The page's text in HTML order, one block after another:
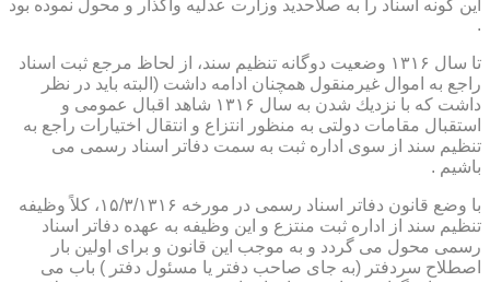
این گونه اسناد را به صلاحدید وزارت عدلیه واگذار و محول نموده بود
.
تا سال ۱۳۱۶ وضعیت دوگانه تنظیم سند، از لحاظ مرجع ثبت اسناد
راجع به اموال غیرمنقول همچنان ادامه داشت (البته باید در نظر
داشت كه با نزدیك شدن به سال ۱۳۱۶ شاهد اقبال عمومی و
استقبال مقامات دولتی به منظور انتزاع و انتقال اختیارات راجع به
تنظیم سند از سوی اداره ثبت به سمت دفاتر اسناد رسمی می
باشیم .
با وضع قانون دفاتر اسناد رسمی در مورخه ۱۵/۳/۱۳۱۶، كلاً وظیفه
تنظیم سند از اداره ثبت منتزع و این وظیفه به عهده دفاتر اسناد
رسمی محول می گردد و به موجب این قانون و برای اولین بار
اصطلاح سردفتر (به جای صاحب دفتر یا مسئول دفتر ) باب می